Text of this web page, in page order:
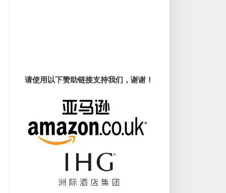
请使用以下赞助链接支持我们，谢谢！